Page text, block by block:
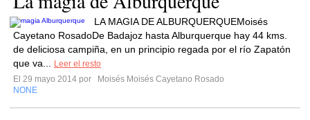
LA MAGIA DE ALBURQUERQUEMoisés
Cayetano RosadoDe Badajoz hasta Alburquerque hay 44 kms.
de deliciosa campiña, en un principio regada por el río Zapatón
que va...
Leer el resto
El 29 mayo 2014 por
Moisés Moisés Cayetano Rosado
NONE